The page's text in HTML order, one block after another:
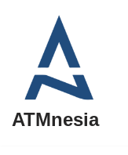
Lompat
konten
ATMnesia